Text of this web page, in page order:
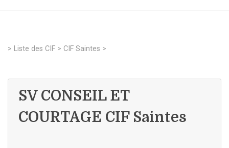
> Liste des CIF > CIF Saintes >
SV CONSEIL ET
COURTAGE CIF Saintes